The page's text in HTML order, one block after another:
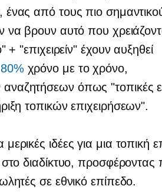
από τους πιο
να βρουν αυτό που
+ "επιχειρείν" έχουν αυξηθεί
χρόνο με το χρόνο,
όπως "τοπικές
τοπικών επιχειρήσεων".
ιδέες για μια τοπική
στο διαδίκτυο, προσφέροντας
σε εθνικό επίπεδο.